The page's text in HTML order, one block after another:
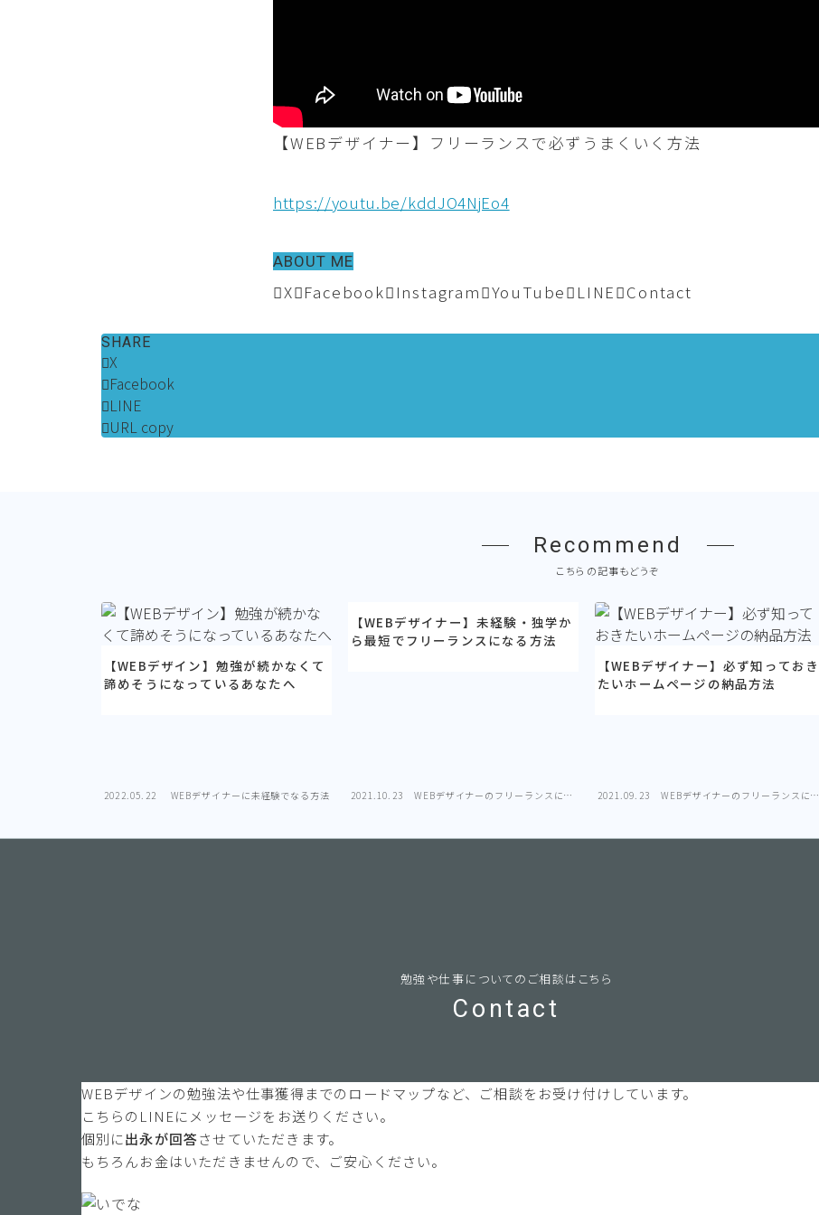
【WEBデザイナー】フリーランスで必ずうまくいく方法
https://youtu.be/kddJO4NjEo4
ABOUT ME
X Facebook Instagram YouTube LINE Contact
SHARE
X
Facebook
LINE
URL copy
Recommend
こちらの記事もどうぞ
【WEBデザイン】勉強が続かなくて
諦めそうになっているあなたへ
2022.05.22 WEBデザイナーに未経験でなる方法
【WEBデザイナー】未経験・独学か
ら最短でフリーランスになる方法
2021.10.23
WEBデザイナーのフリーランスにな
【WEBデザイナー】必ず知っておき
たいホームページの納品方法
2021.09.23
WEBデザイナーのフリーランスにな
勉強や仕事についてのご相談はこちら
Contact
WEBデザインの勉強法や仕事獲得までのロードマップなど、ご相談をお受け付けしています。
こちらのLINEにメッセージをお送りください。
個別に出永が回答させていただきます。
もちろんお金はいただきませんので、ご安心ください。